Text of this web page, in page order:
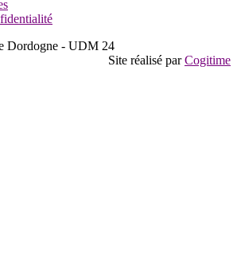
Dordogne - UDM 24
Site réalisé parCogitime